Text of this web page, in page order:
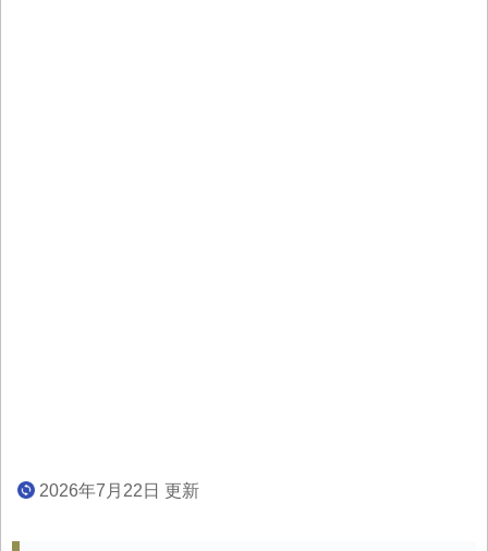
2026年7月22日 更新